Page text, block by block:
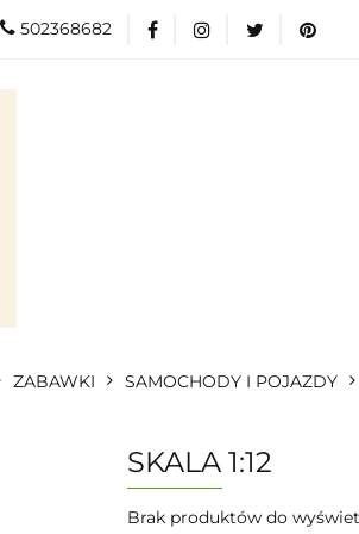
502368682
ZABAWKI SAMOCHODY I POJAZDY
SKALA 1:12
Brak produktów do